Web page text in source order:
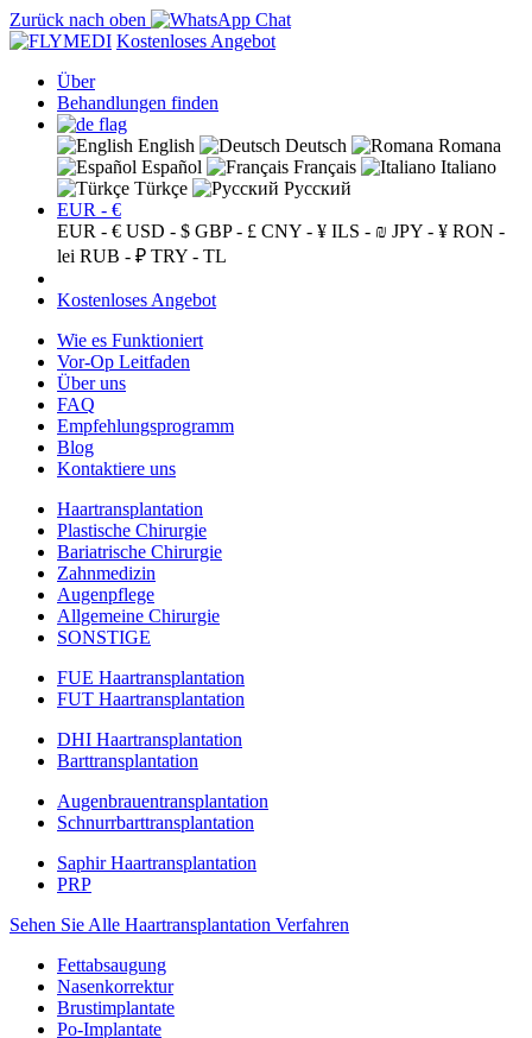
Zurück nach oben
Kostenloses Angebot
Über
Behandlungen finden
English Deutsch
Romana
Español
Français
Italiano
Türkçe
Русский
EUR - €
EUR - € USD - $ GBP - £ CNY - ¥ ILS - ₪ JPY - ¥ RON -
lei RUB - ₽ TRY - TL
Kostenloses Angebot
Wie es Funktioniert
Vor-Op Leitfaden
Über uns
FAQ
Empfehlungsprogramm
Blog
Kontaktiere uns
Haartransplantation
Plastische Chirurgie
Bariatrische Chirurgie
Zahnmedizin
Augenpflege
Allgemeine Chirurgie
SONSTIGE
FUE Haartransplantation
FUT Haartransplantation
DHI Haartransplantation
Barttransplantation
Augenbrauentransplantation
Schnurrbarttransplantation
Saphir Haartransplantation
PRP
Sehen Sie Alle Haartransplantation Verfahren
Fettabsaugung
Nasenkorrektur
Brustimplantate
Po-Implantate